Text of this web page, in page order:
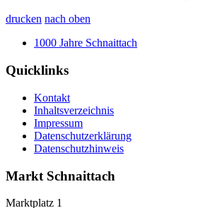
drucken nach oben
1000 Jahre Schnaittach
Quicklinks
Kontakt
Inhaltsverzeichnis
Impressum
Datenschutzerklärung
Datenschutzhinweis
Markt Schnaittach
Marktplatz 1